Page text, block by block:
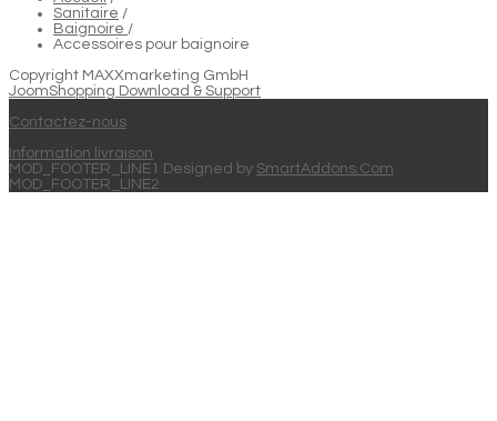
Sanitaire /
Baignoire /
Accessoires pour baignoire
Copyright MAXXmarketing GmbH
JoomShopping Download & Support
Contactez-nous
Information livraison
MOD_FOOTER_LINE1 Designed by SmartAddons.Com
MOD_FOOTER_LINE2